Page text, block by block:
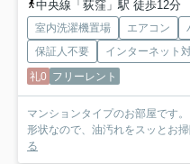
中央線「荻窪」駅 徒歩12分
室内洗濯機置場 エアコン
保証人不要
インターネット
礼0 フリーレント
マンションタイプのお部屋です
形状なので、油汚れをスッとお
る